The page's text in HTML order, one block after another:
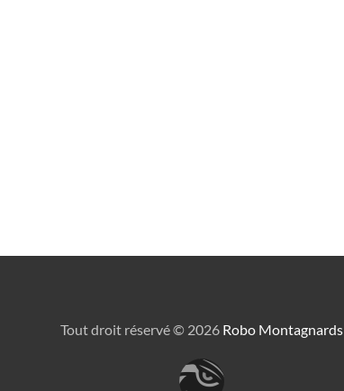
Tout droit réservé © 2026 Robo Montagnards